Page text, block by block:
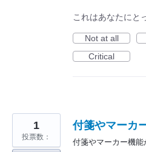
これはあなたにと
Not at all
Critical
付箋やマーカ
付箋やマーカー機能
1
投票数：